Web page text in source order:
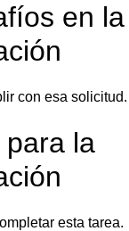
en la
con esa solicitud.
la
esta tarea.